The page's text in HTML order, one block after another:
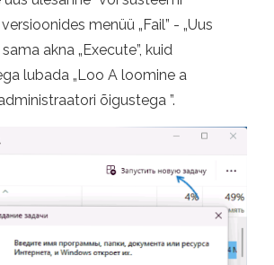
menüü „Fail” - „Uus
sama akna „Execute”, kuid
lubada „Loo A loomine a
õigustega ”.